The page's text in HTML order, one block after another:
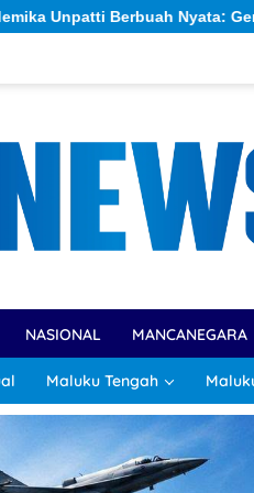
Himpun Rp309,6
NASIONAL MANCANEGARA
Maluku Tengah